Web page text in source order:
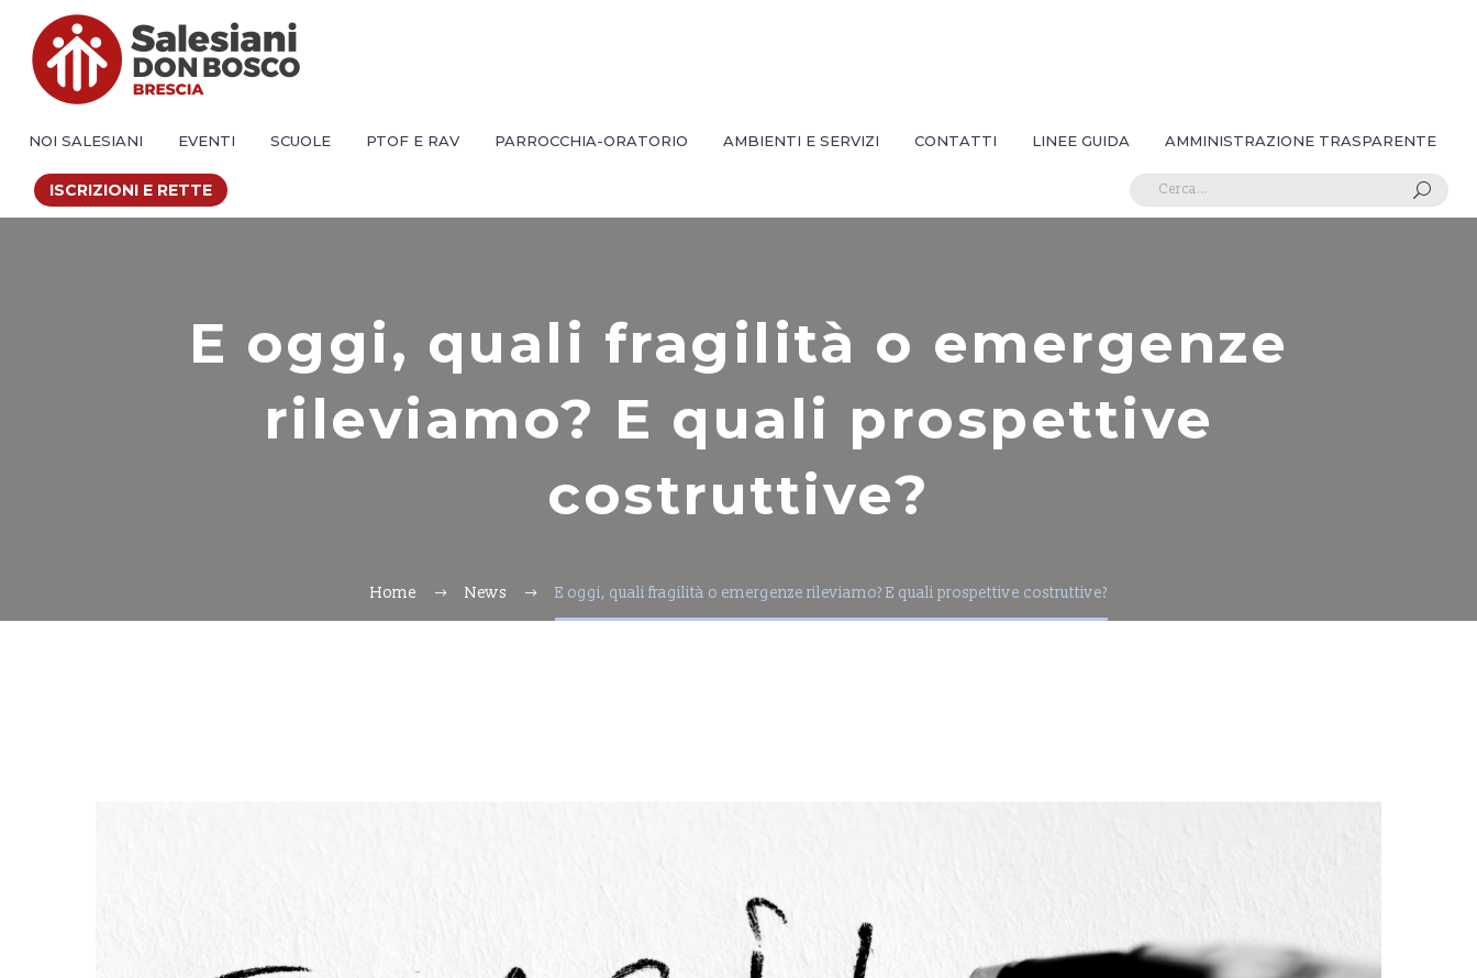
NOI SALESIANI EVENTI SCUOLE PTOF E RAV PARROCCHIA-ORATORIO AMBIENTI E SERVIZI CONTATTI LINEE GUIDA AMMINISTRAZIONE TRASPARENTE
ISCRIZIONI E RETTE U
E oggi, quali fragilità o emergenze
rileviamo? E quali prospettive
costruttive?
Home News E oggi, quali fragilità o emergenze rileviamo? E quali prospettive costruttive?